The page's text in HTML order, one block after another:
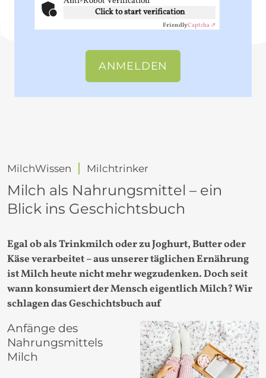
Click to start verification
FriendlyCaptcha ⇗
MilchWissen Milchtrinker
Milch als Nahrungsmittel – ein
Blick ins Geschichtsbuch
Egal ob als Trinkmilch oder zu Joghurt, Butter oder
Käse verarbeitet – aus unserer täglichen Ernährung
ist Milch heute nicht mehr wegzudenken. Doch seit
wann konsumiert der Mensch eigentlich Milch? Wir
schlagen das Geschichtsbuch auf
Anfänge des
Nahrungsmittels
Milch